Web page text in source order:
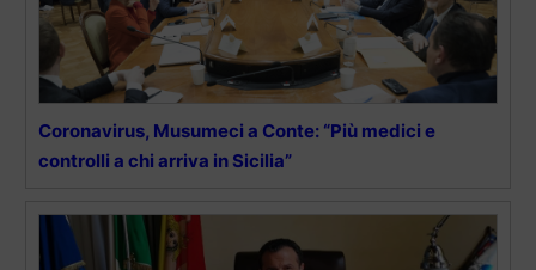
Coronavirus, Musumeci a Conte: “Più medici e
controlli a chi arriva in Sicilia”